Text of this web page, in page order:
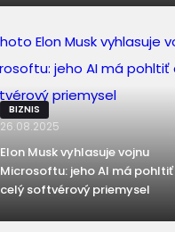
BIZNIS
26.08.2025
Elon Musk vyhlasuje vojnu
Microsoftu: jeho AI má pohltiť
celý softvérový priemysel